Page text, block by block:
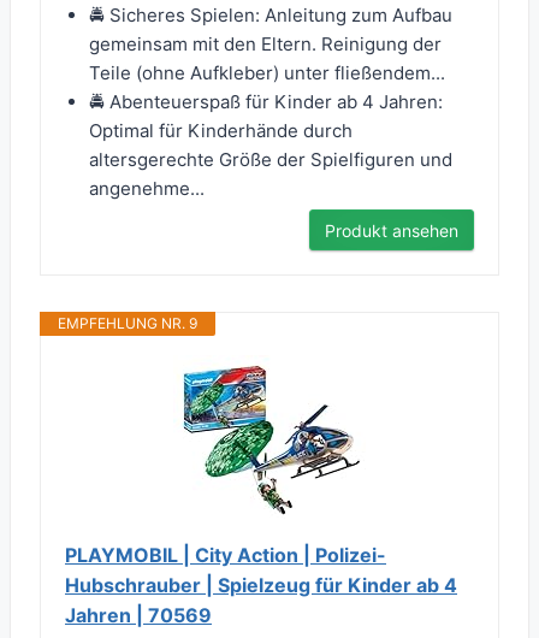
🚔 Sicheres Spielen: Anleitung zum Aufbau
gemeinsam mit den Eltern. Reinigung der
Teile (ohne Aufkleber) unter fließendem...
🚔 Abenteuerspaß für Kinder ab 4 Jahren:
Optimal für Kinderhände durch
altersgerechte Größe der Spielfiguren und
angenehme...
Produkt ansehen
EMPFEHLUNG NR. 9
PLAYMOBIL | City Action | Polizei-
Hubschrauber | Spielzeug für Kinder ab 4
Jahren | 70569